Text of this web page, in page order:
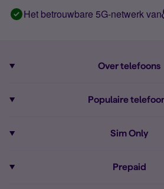
Het betrouwbare 5G-netwerk van
Over telefoons
Alle telefoons
Populaire
iPhone 16
Sim Only
Prepaid